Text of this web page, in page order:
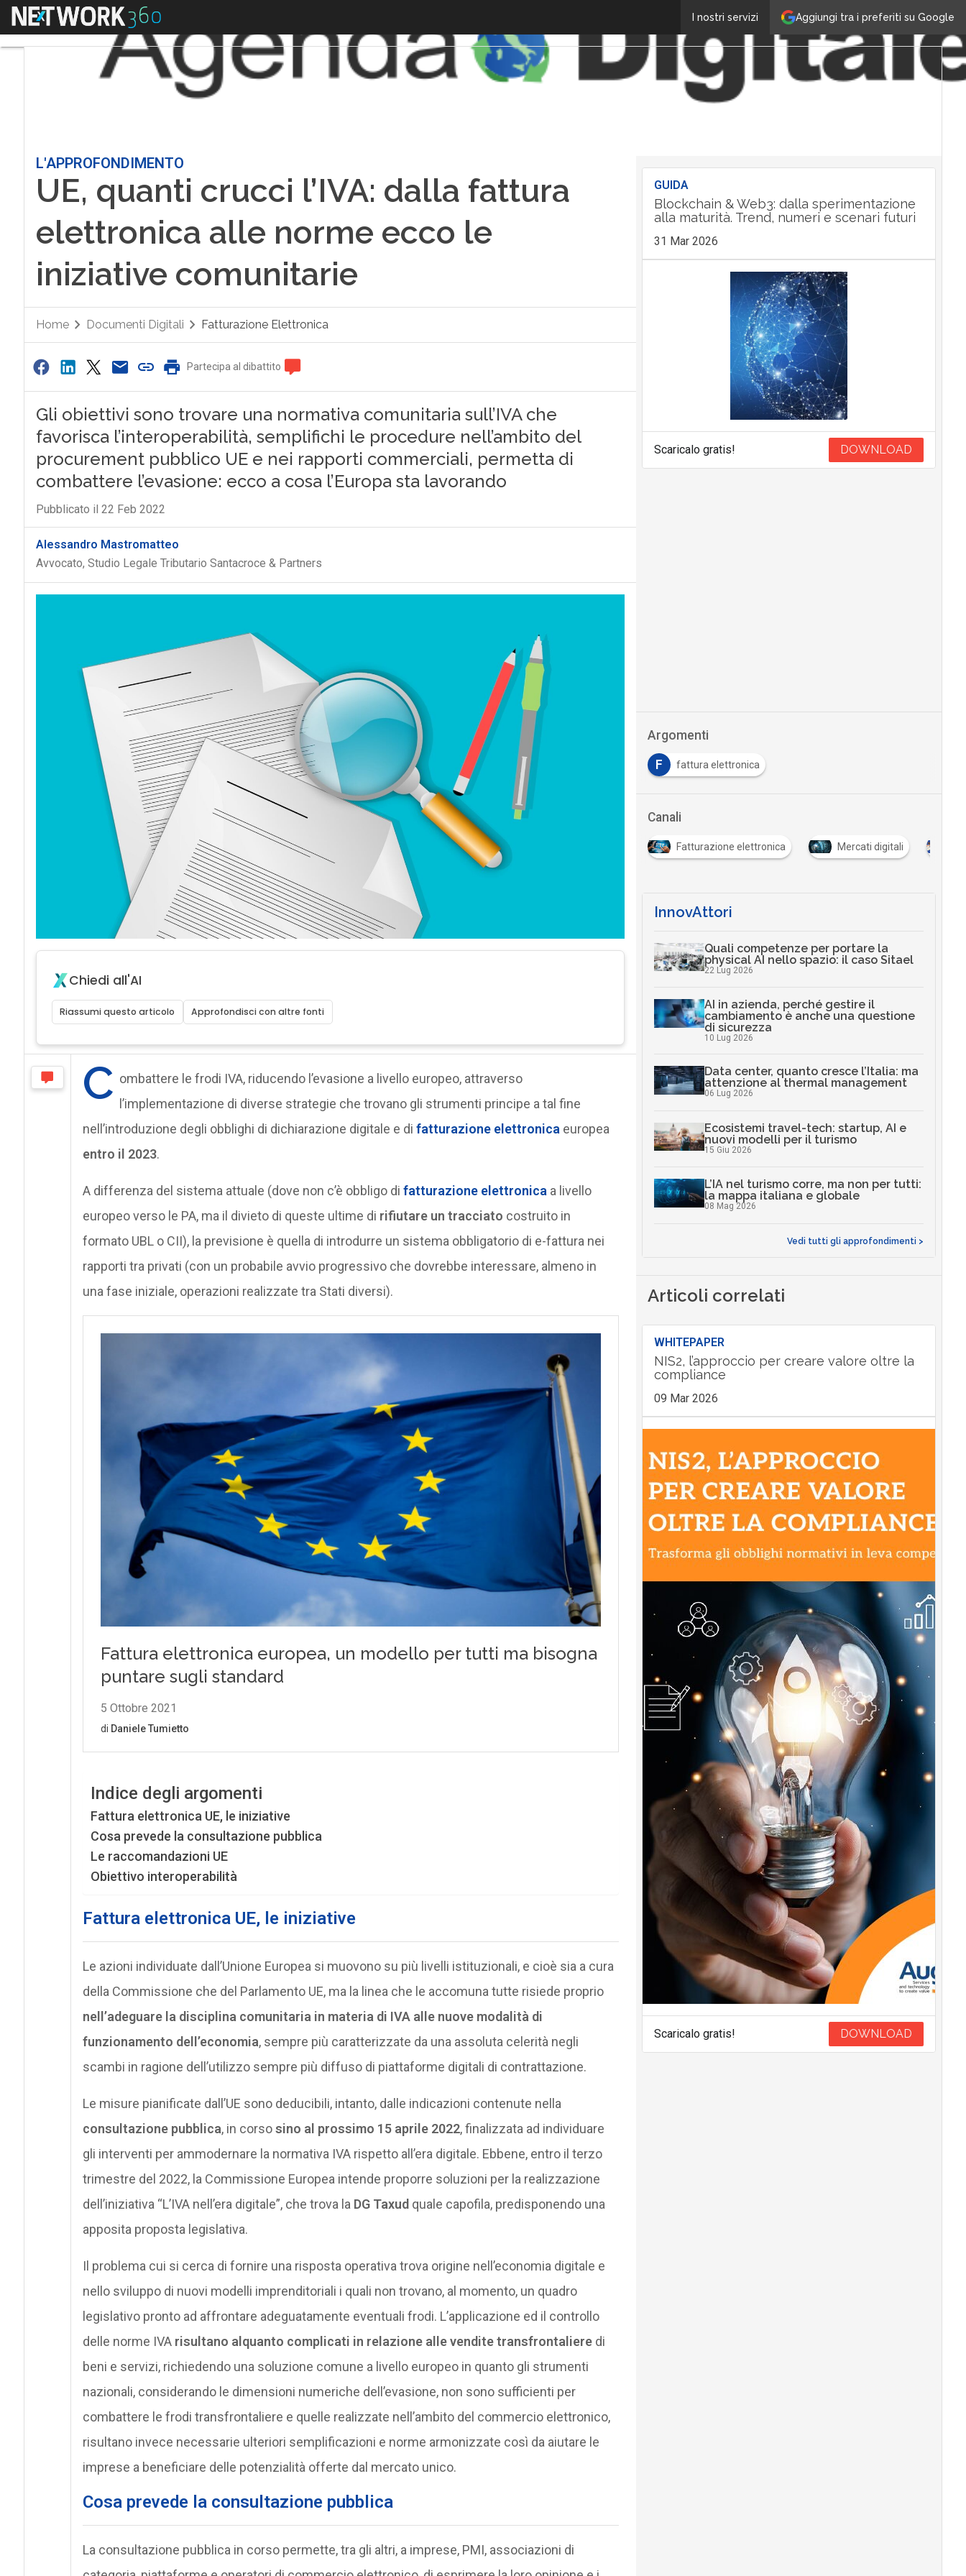
Aggiungi tra i preferiti su Google
I nostri servizi
Menu
L'APPROFONDIMENTO
UE, quanti crucci l’IVA: dalla fattura
elettronica alle norme ecco le
iniziative comunitarie
Home Documenti Digitali Fatturazione Elettronica
Partecipa al dibattito
Gli obiettivi sono trovare una normativa comunitaria sull’IVA che
favorisca l’interoperabilità, semplifichi le procedure nell’ambito del
procurement pubblico UE e nei rapporti commerciali, permetta di
combattere l’evasione: ecco a cosa l’Europa sta lavorando
Pubblicato il 22 Feb 2022
Alessandro Mastromatteo
Avvocato, Studio Legale Tributario Santacroce & Partners
Chiedi all'AI
Riassumi questo articolo Approfondisci con altre fonti
C ombattere le frodi IVA, riducendo l’evasione a livello europeo, attraverso
l’implementazione di diverse strategie che trovano gli strumenti principe a tal fine
nell’introduzione degli obblighi di dichiarazione digitale e di fatturazione elettronica europea
entro il 2023.
A differenza del sistema attuale (dove non c’è obbligo di fatturazione elettronica a livello
europeo verso le PA, ma il divieto di queste ultime di rifiutare un tracciato costruito in
formato UBL o CII), la previsione è quella di introdurre un sistema obbligatorio di e-fattura nei
rapporti tra privati (con un probabile avvio progressivo che dovrebbe interessare, almeno in
una fase iniziale, operazioni realizzate tra Stati diversi).
Indice degli argomenti
Fattura elettronica UE, le iniziative
Cosa prevede la consultazione pubblica
Le raccomandazioni UE
Obiettivo interoperabilità
Fattura elettronica UE, le iniziative
Le azioni individuate dall’Unione Europea si muovono su più livelli istituzionali, e cioè sia a cura
della Commissione che del Parlamento UE, ma la linea che le accomuna tutte risiede proprio
nell’adeguare la disciplina comunitaria in materia di IVA alle nuove modalità di
funzionamento dell’economia, sempre più caratterizzate da una assoluta celerità negli
scambi in ragione dell’utilizzo sempre più diffuso di piattaforme digitali di contrattazione.
Le misure pianificate dall’UE sono deducibili, intanto, dalle indicazioni contenute nella
consultazione pubblica, in corsosino al prossimo 15 aprile 2022, finalizzata ad individuare
gli interventi per ammodernare la normativa IVA rispetto all’era digitale. Ebbene, entro il terzo
trimestre del 2022, la Commissione Europea intende proporre soluzioni per la realizzazione
dell’iniziativa “L’IVA nell’era digitale”, che trova la DG Taxudquale capofila, predisponendo una
apposita proposta legislativa.
Il problema cui si cerca di fornire una risposta operativa trova origine nell’economia digitale e
nello sviluppo di nuovi modelli imprenditoriali i quali non trovano, al momento, un quadro
legislativo pronto ad affrontare adeguatamente eventuali frodi. L’applicazione ed il controllo
delle norme IVArisultano alquanto complicati in relazione alle vendite transfrontalieredi
beni e servizi, richiedendo una soluzione comune a livello europeo in quanto gli strumenti
nazionali, considerando le dimensioni numeriche dell’evasione, non sono sufficienti per
combattere le frodi transfrontaliere e quelle realizzate nell’ambito del commercio elettronico,
risultano invece necessarie ulteriori semplificazioni e norme armonizzate così da aiutare le
imprese a beneficiare delle potenzialità offerte dal mercato unico.
Cosa prevede la consultazione pubblica
La consultazione pubblica in corso permette, tra gli altri, a imprese, PMI, associazioni di
GUIDA
Blockchain & Web3: dalla sperimentazione
alla maturità. Trend, numeri e scenari futuri
31 Mar 2026
Scaricalo gratis! DOWNLOAD
Argomenti
F fattura elettronica
Canali
Fatturazione elettronica Mercati digitali
InnovAttori
Quali competenze per portare la
physical AI nello spazio: il caso Sitael
22 Lug 2026
AI in azienda, perché gestire il
cambiamento è anche una questione
di sicurezza
10 Lug 2026
Data center, quanto cresce l’Italia: ma
attenzione al thermal management
06 Lug 2026
Ecosistemi travel-tech: startup, AI e
nuovi modelli per il turismo
15 Giu 2026
L’IA nel turismo corre, ma non per tutti:
la mappa italiana e globale
08 Mag 2026
Vedi tutti gli approfondimenti >
Articoli correlati
WHITEPAPER
NIS2, l’approccio per creare valore oltre la
compliance
09 Mar 2026
Scaricalo gratis! DOWNLOAD